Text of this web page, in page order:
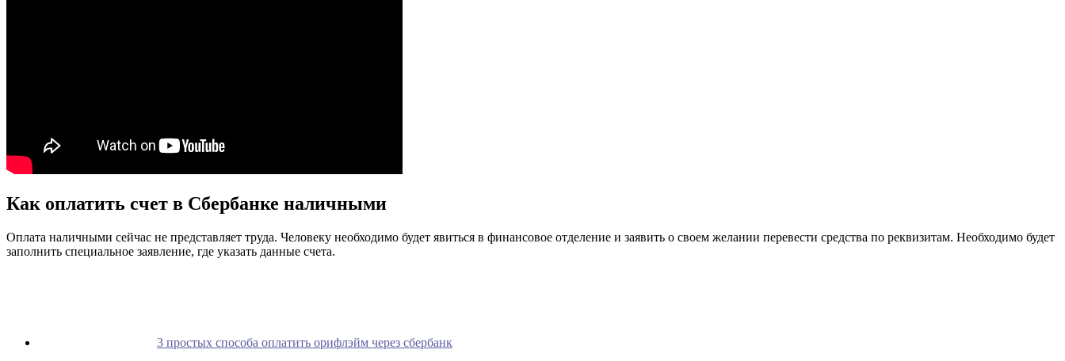
Как оплатить счет в Сбербанке наличными
Оплата наличными сейчас не представляет труда. Человеку необходимо будет явиться в финансовое отделение и заявить о своем желании перевести средства по реквизитам. Необходимо будет
заполнить специальное заявление, где указать данные счета.
3 простых способа оплатить орифлэйм через сбербанк